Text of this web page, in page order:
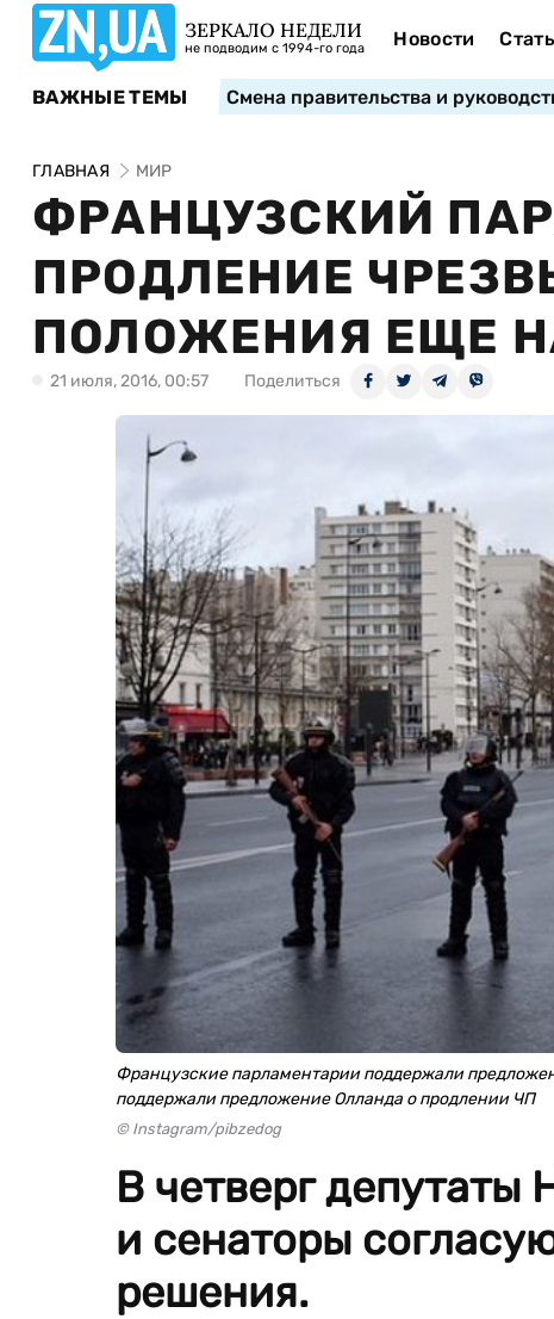
ЗЕРКАЛО НЕДЕЛИ
не подводим с 1994-го года Новости
ВАЖНЫЕ ТЕМЫ Смена правительства и
ГЛАВНАЯ МИР
ФРАНЦУЗСКИЙ
ПРОДЛЕНИЕ
ПОЛОЖЕНИЯ ЕЩЕ
21 июля, 2016, 00:57 Поделиться
Французские парламентарии поддержали
поддержали предложение Олланда о продлении ЧП
© Instagram/pibzedog
В четверг депутаты
и сенаторы
решения.